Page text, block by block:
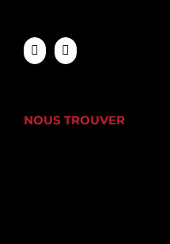
NOUS TROUVER